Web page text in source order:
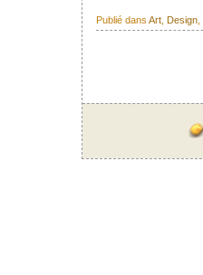
Publié dans Art Design